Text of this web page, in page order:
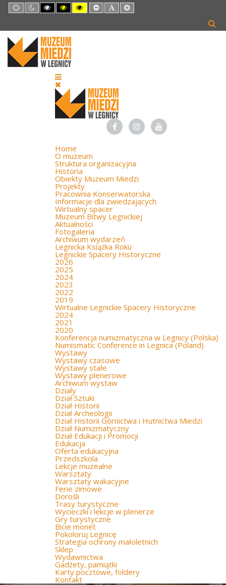
Default
mode
Night
mode
High
Contrast
mode
High
Contrast
mode
High
Contrast
mode
Set
Smaller
Set
Default
Set
Larger
Home
O muzeum
Struktura organizacyjna
Historia
Obiekty Muzeum Miedzi
Projekty
Pracownia Konserwatorska
Informacje dla zwiedzających
Wirtualny spacer
Muzeum Bitwy Legnickiej
Aktualności
Fotogaleria
Archiwum wydarzeń
Legnicka Książka Roku
Legnickie Spacery Historyczne
2026
2025
2024
2023
2022
2019
Wirtualne Legnickie Spacery Historyczne
2024
2021
2020
Konferencja numizmatyczna w Legnicy (Polska)
Numismatic Conference in Legnica (Poland)
Wystawy
Wystawy czasowe
Wystawy stałe
Wystawy plenerowe
Archiwum wystaw
Działy
Dział Sztuki
Dział Historii
Dział Archeologii
Dział Historii Górnictwa i Hutnictwa Miedzi
Dział Numizmatyczny
Dział Edukacji i Promocji
Edukacja
Oferta edukacyjna
Przedszkola
Lekcje muzealne
Warsztaty
Warsztaty wakacyjne
Ferie zimowe
Dorośli
Trasy turystyczne
Wycieczki i lekcje w plenerze
Gry turystyczne
Bicie monet
Pokoloruj Legnicę
Strategia ochrony małoletnich
Sklep
Wydawnictwa
Gadżety, pamiątki
Karty pocztowe, foldery
Kontakt